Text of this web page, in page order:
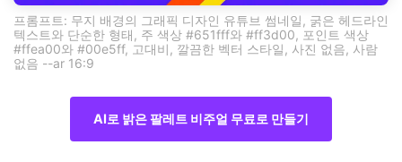
프롬프트: 무지 배경의 그래픽 디자인 유튜브 썸네일, 굵은 헤드라인
텍스트와 단순한 형태, 주 색상 #651fff와 #ff3d00, 포인트 색상
#ffea00와 #00e5ff, 고대비, 깔끔한 벡터 스타일, 사진 없음, 사람
없음 --ar 16:9
AI로 밝은 팔레트 비주얼 무료로 만들기